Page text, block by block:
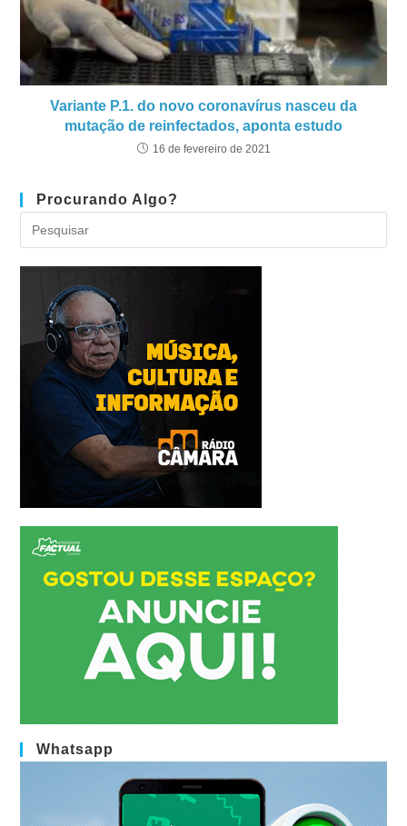
Variante P.1. do novo coronavírus nasceu da
mutação de reinfectados, aponta estudo
16 de fevereiro de 2021
Procurando Algo?
Whatsapp